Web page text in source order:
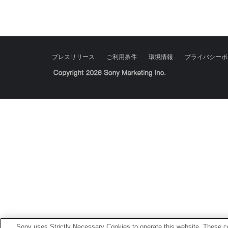
プレスリリース ご利用条件 環境情報 プライバシー
Sony Corporation, Sony Marketing Inc.